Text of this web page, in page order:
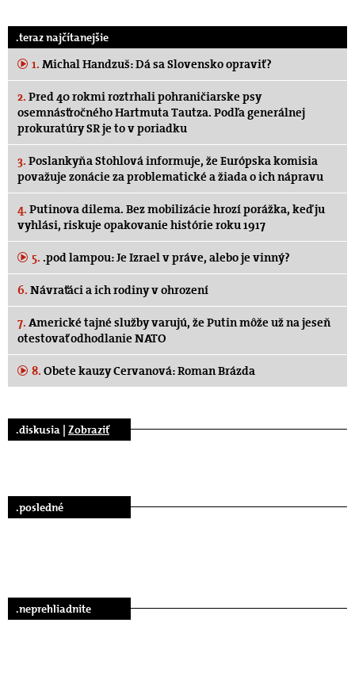
.teraz najčítanejšie
1. Michal Handzuš: Dá sa Slovensko opraviť?
2. Pred 40 rokmi roztrhali pohraničiarske psy
osemnásťročného Hartmuta Tautza. Podľa generálnej
prokuratúry SR je to v poriadku
3. Poslankyňa Stohlová informuje, že Európska komisia
považuje zonácie za problematické a žiada o ich nápravu
4. Putinova dilema. Bez mobilizácie hrozí porážka, keď ju
vyhlási, riskuje opakovanie histórie roku 1917
5. .pod lampou: Je Izrael v práve, alebo je vinný?
6. Návraťáci a ich rodiny v ohrození
7. Americké tajné služby varujú, že Putin môže už na jeseň
otestovať odhodlanie NATO
8. Obete kauzy Cervanová: Roman Brázda
.diskusia | Zobraziť
.posledné
.neprehliadnite